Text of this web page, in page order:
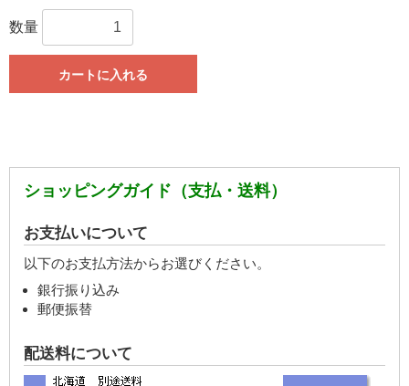
数量
カートに入れる
ショッピングガイド（支払・送料）
お支払いについて
以下のお支払方法からお選びください。
銀行振り込み
郵便振替
配送料について